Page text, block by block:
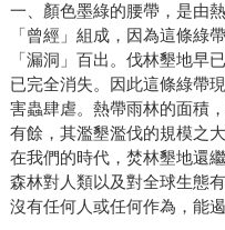
一、顏色墨綠的腰帶，是由
「曾經」組成，因為這條綠
「漏洞」百出。伐林墾地早
已完全消失。因此這條綠帶
害蟲肆虐。熱帶雨林的面積
有餘，其濫墾濫伐的規模之
在我們的時代，焚林墾地還
森林對人類以及對全球生態
沒有任何人或任何作為，能遏